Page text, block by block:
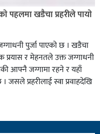
पहलमा खडैचा प्रहरीले पायाे
पुर्जा पाएकाे छ । खडैचा
प्रयास र मेहनतले उक्त जग्गाधनी
आफ्नै जग्गामा रहने र यहाँ
जसले प्रहरीलाई स्वा प्रवाहदेखि